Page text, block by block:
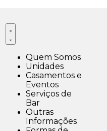
Quem Somos
Unidades
Casamentos e
Eventos
Serviços de
Bar
Outras
Informações